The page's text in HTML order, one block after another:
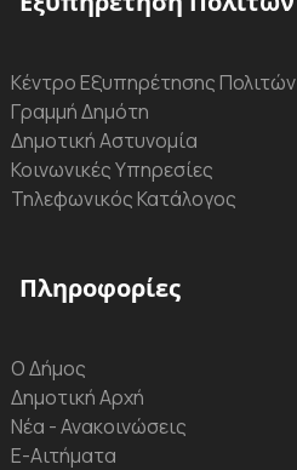
Κέντρο Εξυπηρέτησης Πολιτών
Γραμμή Δημότη
Δημοτική Αστυνομία
Κοινωνικές Υπηρεσίες
Τηλεφωνικός Κατάλογος
Πληροφορίες
Ο Δήμος
Δημοτική Αρχή
Νέα - Ανακοινώσεις
Ε-Αιτήματα